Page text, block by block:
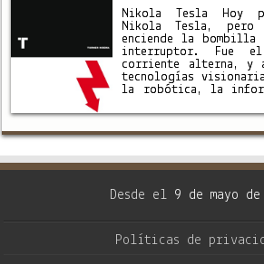
Nikola Tesla Hoy
Nikola Tesla,
enciende la bombilla
interruptor. Fue
corriente alterna, y
tecnologías
la robótica, la
Edison, con quien
…
Desde el 9 de mayo de
Políticas de